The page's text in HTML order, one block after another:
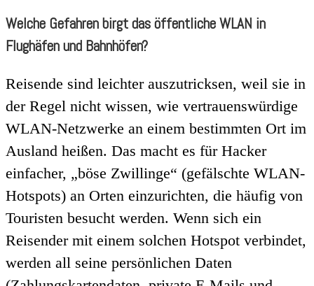
Welche Gefahren birgt das öffentliche WLAN in
Flughäfen und Bahnhöfen?
Reisende sind leichter auszutricksen, weil sie in
der Regel nicht wissen, wie vertrauenswürdige
WLAN-Netzwerke an einem bestimmten Ort im
Ausland heißen. Das macht es für Hacker
einfacher, „böse Zwillinge“ (gefälschte WLAN-
Hotspots) an Orten einzurichten, die häufig von
Touristen besucht werden. Wenn sich ein
Reisender mit einem solchen Hotspot verbindet,
werden all seine persönlichen Daten